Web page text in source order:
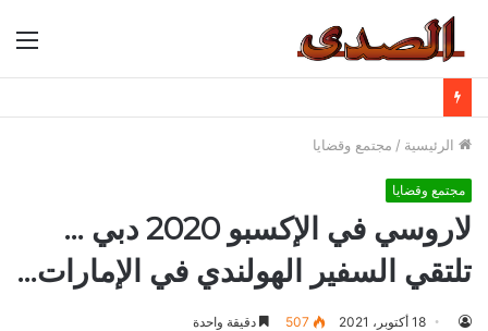
الرئيسية / مجتمع وقضايا
مجتمع وقضايا
لاروسي في الإكسبو 2020 دبي …
تلتقي السفير الهولندي في الإمارات…
18 أكتوبر، 2021 507 دقيقة واحدة